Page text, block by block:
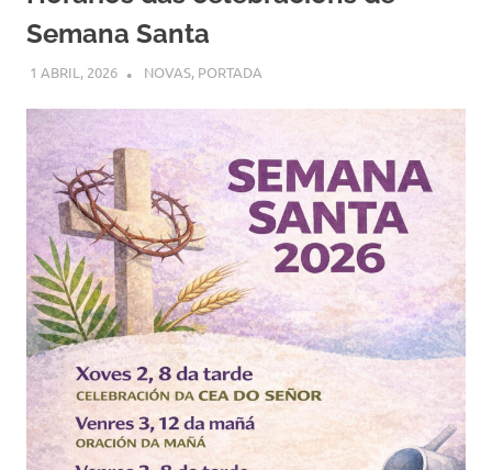
Semana Santa
1 ABRIL, 2026 COMUNIDADE
NOVAS, PORTADA